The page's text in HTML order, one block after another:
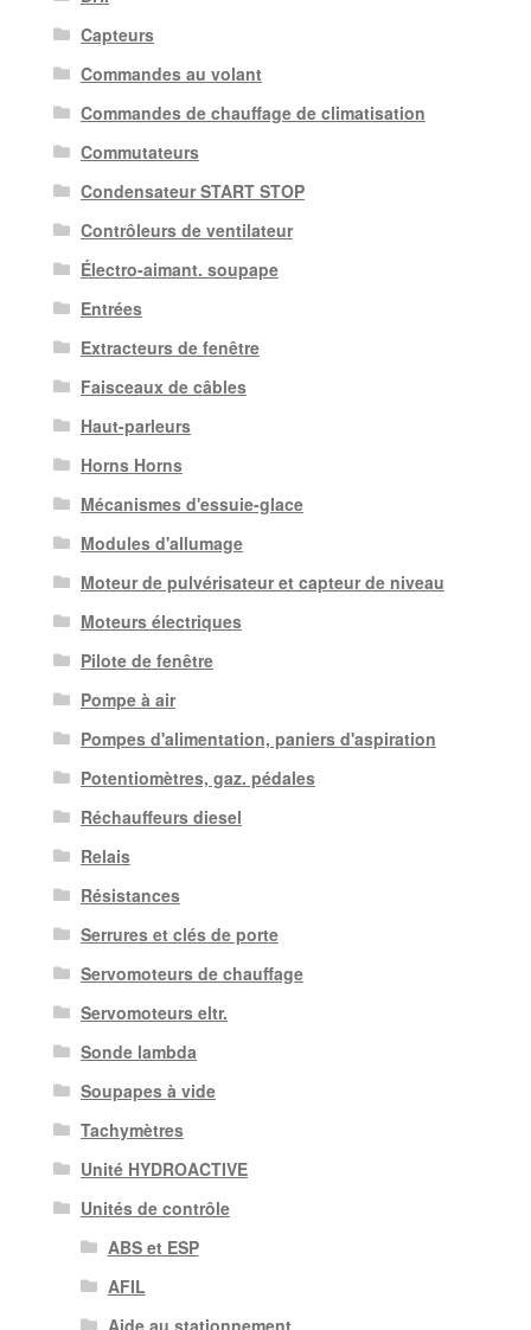
Capteurs
Commandes au volant
Commandes de chauffage de climatisation
Commutateurs
Condensateur START STOP
Contrôleurs de ventilateur
Électro-aimant. soupape
Entrées
Extracteurs de fenêtre
Faisceaux de câbles
Haut-parleurs
Horns Horns
Mécanismes d'essuie-glace
Modules d'allumage
Moteur de pulvérisateur et capteur de niveau
Moteurs électriques
Pilote de fenêtre
Pompe à air
Pompes d'alimentation, paniers d'aspiration
Potentiomètres, gaz. pédales
Réchauffeurs diesel
Relais
Résistances
Serrures et clés de porte
Servomoteurs de chauffage
Servomoteurs eltr.
Sonde lambda
Soupapes à vide
Tachymètres
Unité HYDROACTIVE
Unités de contrôle
ABS et ESP
AFIL
Aide au stationnement